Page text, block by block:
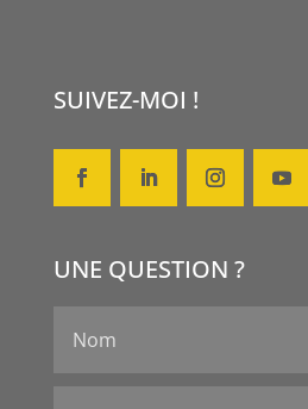
SUIVEZ-MOI !
UNE QUESTION ?